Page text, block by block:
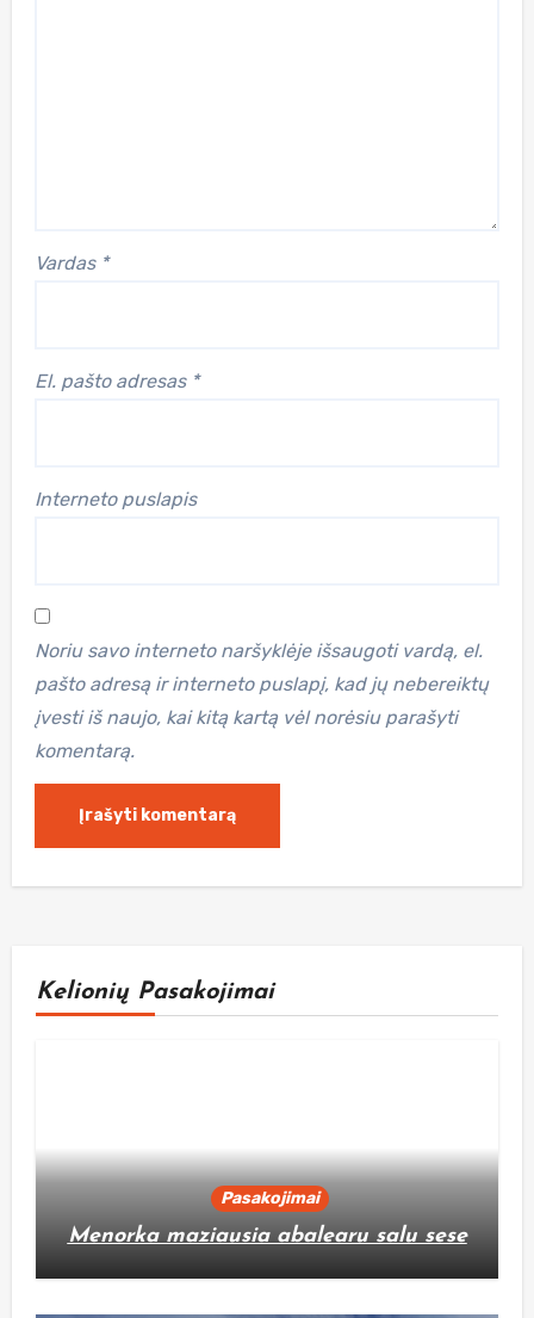
Vardas *
El. pašto adresas *
Interneto puslapis
Noriu savo interneto naršyklėje išsaugoti vardą, el.
pašto adresą ir interneto puslapį, kad jų nebereiktų
įvesti iš naujo, kai kitą kartą vėl norėsiu parašyti
komentarą.
Kelionių Pasakojimai
Pasakojimai
Menorka maziausia abalearu salu sese